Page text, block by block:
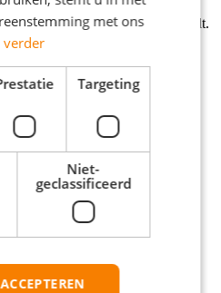
te werken, zodat je meer
kunt uitbreiden als je dat wilt.
€14,30 per uur op basis van
start, minimaal tot de
op verlenging;
functie binnen een kleinschalig,
binnen een sector met
met ons
verder
Targeting
Niet-
geclassificeerd